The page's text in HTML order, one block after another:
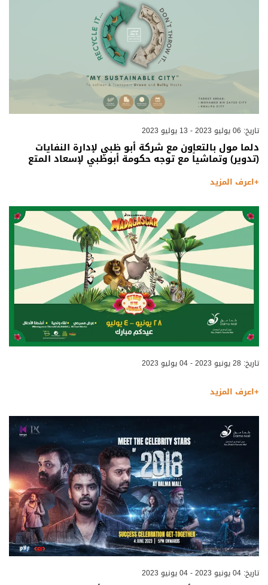
تاريخ: 06 يوليو 2023 - 13 يوليو 2023
دلما مول بالتعاون مع شركة أبو ظبي لإدارة النفايات
(تدوير) وتماشياً مع توجه حكومة أبوظبي لإسعاد المتع
+اعرف المزيد
تاريخ: 28 يونيو 2023 - 04 يوليو 2023
+اعرف المزيد
تاريخ: 04 يونيو 2023 - 04 يونيو 2023